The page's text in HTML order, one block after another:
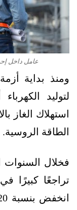
عامل داخل
ومنذ بداية
لتوليد
استهلاك الغاز
الطاقة الروسية.
تراجعًا كبيرًا